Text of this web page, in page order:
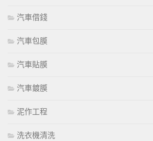
汽車借錢
汽車包膜
汽車貼膜
汽車鍍膜
泥作工程
洗衣機清洗